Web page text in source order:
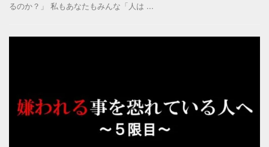
るのか？」 私もあなたもみんな「人は ...